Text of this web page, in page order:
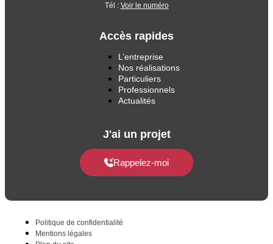
Tél : Voir le numéro
Accès rapides
L’entreprise
Nos réalisations
Particuliers
Professionnels
Actualités
J'ai un projet
Rappelez-moi
Politique de confidentialité
Mentions légales